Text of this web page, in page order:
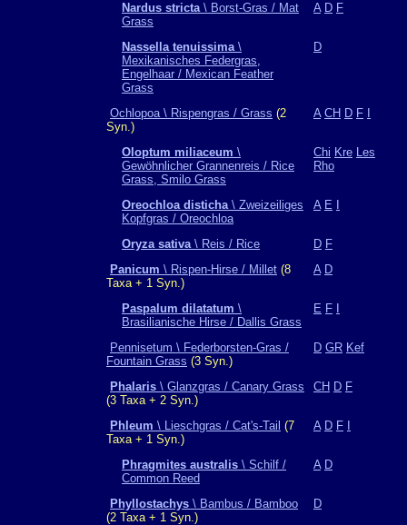
Nardus stricta\ Borst-Gras / Mat
Grass
A D F
Nassella tenuissima\
Mexikanisches Federgras,
Engelhaar / Mexican Feather
Grass
D
Ochlopoa \ Rispengras / Grass (2
Syn.)
A CH D F
Oloptum miliaceum \
Gewöhnlicher Grannenreis / Rice
Grass, Smilo Grass
Chi Kre Les
Rho
Oreochloa disticha\ Zweizeiliges
Kopfgras / Oreochloa
A E
Oryza sativa\ Reis / Rice D F
Panicum \ Rispen-Hirse / Millet (8
Taxa + 1 Syn.)
A D
Paspalum dilatatum \
Brasilianische Hirse / Dallis Grass
E F
Pennisetum \ Federborsten-Gras /
Fountain Grass (3 Syn.)
D GR Kef
Phalaris \ Glanzgras / Canary Grass
(3 Taxa + 2 Syn.)
CH D F
Phleum \ Lieschgras / Cat's-Tail (7
Taxa + 1 Syn.)
A D F
Phragmites australis \ Schilf /
Common Reed
A D
Phyllostachys \ Bambus / Bamboo
(2 Taxa + 1 Syn.)
D